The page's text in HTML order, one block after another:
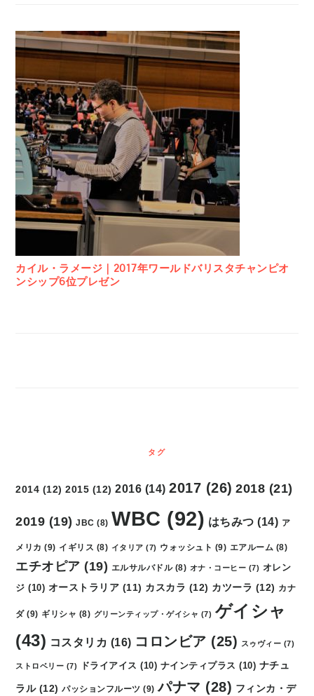
カイル・ラメージ｜2017年ワールドバリスタチャンピオ
ンシップ6位プレゼン
タグ
2014 (12) 2015 (12) 2016 (14) 2017 (26) 2018 (21)
2019 (19) JBC (8) WBC (92) はちみつ (14) ア
メリカ (9) イギリス (8) イタリア (7) ウォッシュト (9) エアルーム (8)
エチオピア (19) エルサルバドル(8) オナ・コーヒー (7) オレン
ジ (10) オーストラリア (11) カスカラ (12) カツーラ (12) カナ
ダ(9) ギリシャ (8) グリーンティップ・ゲイシャ (7) ゲイシャ
(43) コスタリカ (16) コロンビア (25) スゥヴィー (7)
ストロベリー (7) ドライアイス (10) ナインティプラス (10) ナチュ
ラル(12) パッションフルーツ (9) パナマ (28) フィンカ・デ